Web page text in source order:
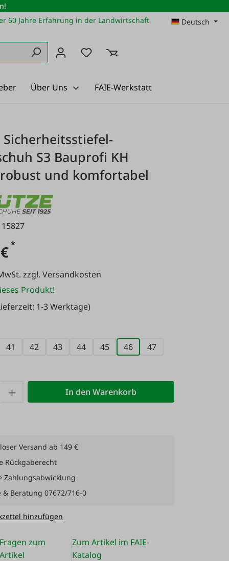
60 Jahre Erfahrung in der Landwirtschaft
Deutsch
Du hast 0 Produkte auf dem
Über Uns FAIE-Werkstatt
Sicherheitsstiefel-
S3 Bauprofi KH
und komfortabel
*
zzgl. Versandkosten
Produkt!
1-3 Werktage)
41
42 43 44 45 46 47
Gib den gewünschten Wert
In den Warenkorb
Versand ab 149 €
Rückgaberecht
Zahlungsabwicklung
& Beratung 07672/716-0
hinzufügen
Fragen zum
Artikel
Zum Artikel im FAIE-
Katalog